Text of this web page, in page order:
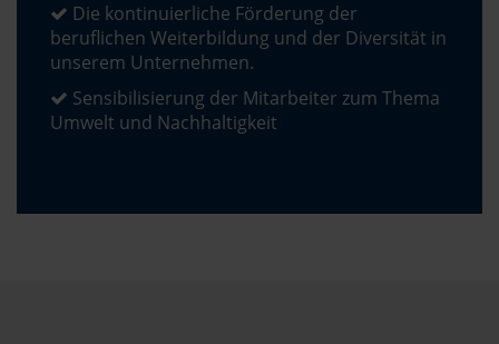
Die kontinuierliche Förderung der
beruflichen Weiterbildung und der Diversität in
unserem Unternehmen.
Sensibilisierung der Mitarbeiter zum Thema
Umwelt und Nachhaltigkeit